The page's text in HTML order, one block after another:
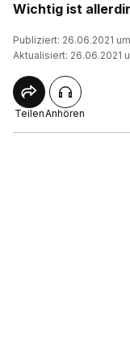
Wichtig ist
Publiziert: 26.06.2021
Aktualisiert: 26.06.2021
TeilenAnhören